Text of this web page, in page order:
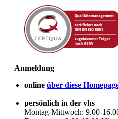
Anmeldung
online über diese
persönlich in der vhs
Montag-Mittwoch: 9.00-